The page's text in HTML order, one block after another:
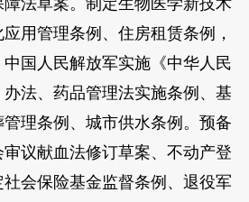
法草案。制定生物医学新技术
用管理条例、住房租赁条例，
国人民解放军实施《中华人民
法、药品管理法实施条例、基
理条例、城市供水条例。预备
议献血法修订草案、不动产登
会保险基金监督条例、退役军